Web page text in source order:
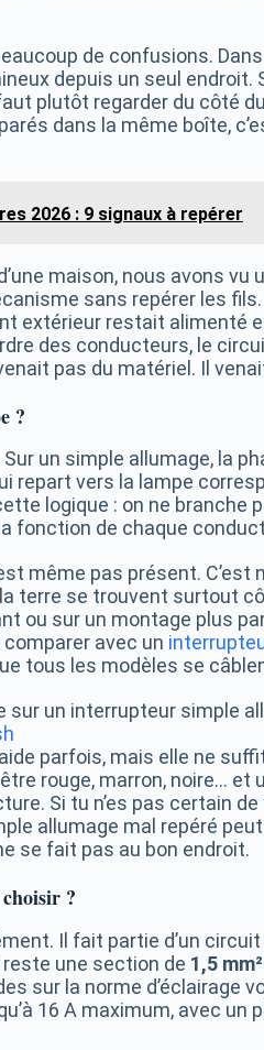
de confusions.
depuis un seul endroit.
plutôt regarder du côté du
dans la même boîte,
2026 : 9 signaux à repérer
maison, nous avons vu
sans repérer les
extérieur restait alimenté
des conducteurs, le
pas du matériel. Il
?
Sur un simple allumage, la
repart vers la lampe
logique : on ne branche
fonction de chaque
même pas présent. C’est
terre se trouvent surtout
ou sur un montage plus
avec un
tous les modèles se
parfois, mais elle ne
rouge, marron, noire… et
Si tu n’es pas certain
allumage mal repéré
se fait pas au bon endroit.
?
Il fait partie d’un circuit
une section de 1,5 mm²
sur la norme d’éclairage
16 A maximum, avec un